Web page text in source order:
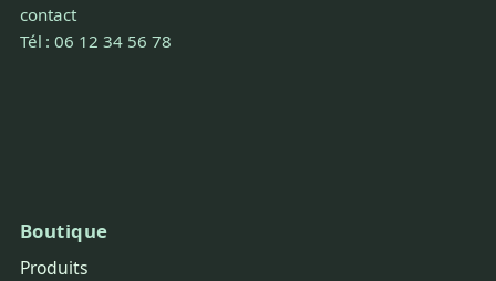
contact
Tél : 06 12 34 56 78
Boutique
Produits